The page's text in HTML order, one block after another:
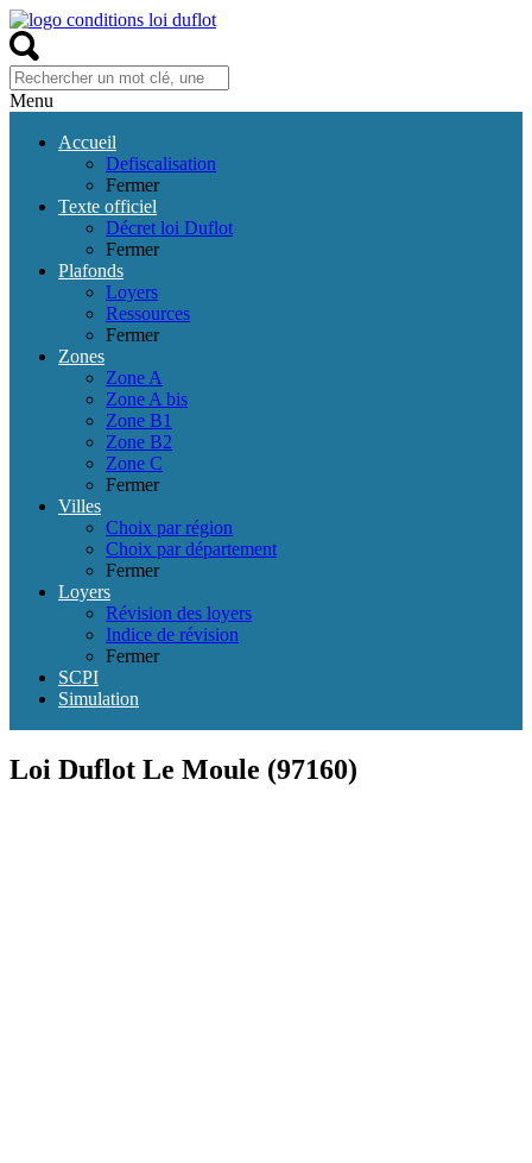
Menu
Accueil
Defiscalisation
Fermer
Texte officiel
Décret loi Duflot
Fermer
Plafonds
Loyers
Ressources
Fermer
Zones
Zone A
Zone A bis
Zone B1
Zone B2
Zone C
Fermer
Villes
Choix par région
Choix par département
Fermer
Loyers
Révision des loyers
Indice de révision
Fermer
SCPI
Simulation
Loi Duflot Le Moule (97160)